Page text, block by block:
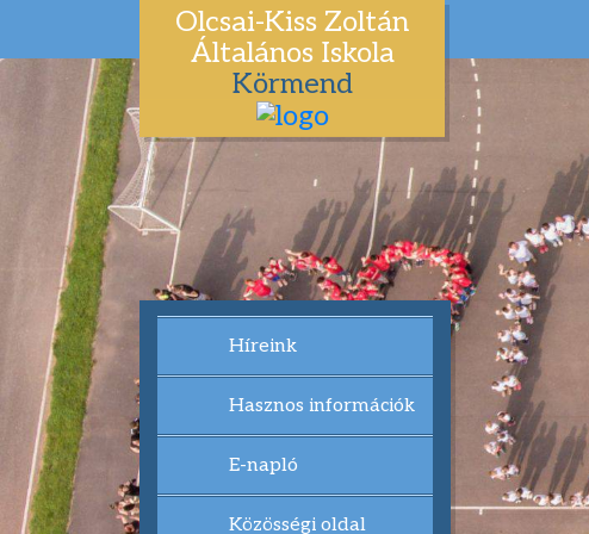
Olcsai-Kiss Zoltán
Általános Iskola
Körmend
Híreink
Hasznos információk
E-napló
Közösségi oldal